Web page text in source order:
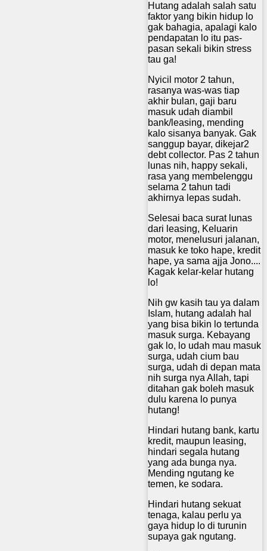
Hutang adalah salah satu
faktor yang bikin hidup lo
gak bahagia, apalagi kalo
pendapatan lo itu pas-
pasan sekali bikin stress
tau ga!
Nyicil motor 2 tahun,
rasanya was-was tiap
akhir bulan, gaji baru
masuk udah diambil
bank/leasing, mending
kalo sisanya banyak. Gak
sanggup bayar, dikejar2
debt collector. Pas 2 tahun
lunas nih, happy sekali,
rasa yang membelenggu
selama 2 tahun tadi
akhirnya lepas sudah.
Selesai baca surat lunas
dari leasing, Keluarin
motor, menelusuri jalanan,
masuk ke toko hape, kredit
hape, ya sama ajja Jono....
Kagak kelar-kelar hutang
lo!
Nih gw kasih tau ya dalam
Islam, hutang adalah hal
yang bisa bikin lo tertunda
masuk surga. Kebayang
gak lo, lo udah mau masuk
surga, udah cium bau
surga, udah di depan mata
nih surga nya Allah, tapi
ditahan gak boleh masuk
dulu karena lo punya
hutang!
Hindari hutang bank, kartu
kredit, maupun leasing,
hindari segala hutang
yang ada bunga nya.
Mending ngutang ke
temen, ke sodara.
Hindari hutang sekuat
tenaga, kalau perlu ya
gaya hidup lo di turunin
supaya gak ngutang.